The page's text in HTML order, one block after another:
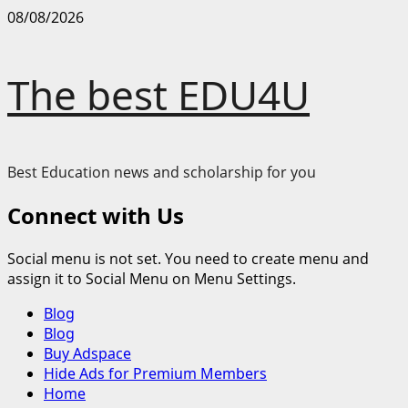
Skip
08/08/2026
The best EDU4U
Best Education news and scholarship for you
Connect with Us
Social menu is not set. You need to create menu and
assign it to Social Menu on Menu Settings.
Primary
Menu
Blog
Blog
Buy Adspace
Hide Ads for Premium Members
Home